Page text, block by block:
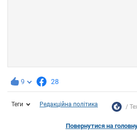
9 28
Теги Редакційна політика
Повернутися на